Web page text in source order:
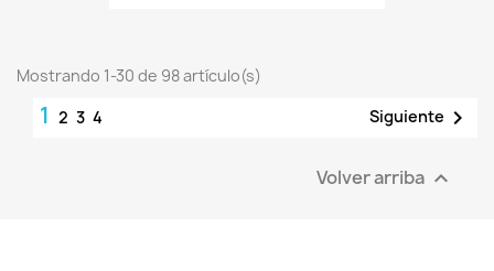
Mostrando 1-30 de 98 artículo(s)
1 2 3 4 Siguiente 
Volver arriba 